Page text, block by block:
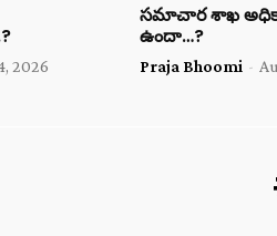
2026
సమాచార శాఖ
ఉందా…?
Praja Bhoomi -